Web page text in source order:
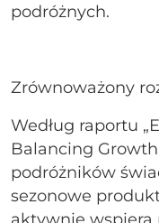
podróżnych.
Zrównoważony
Według raportu
Balancing
podróżników
sezonowe